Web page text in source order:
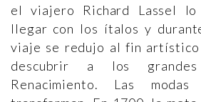
el viajero Richard Lassel lo
llegar con los ítalos y
viaje se redujo al fin artístico
descubrir a los
Renacimiento. Las